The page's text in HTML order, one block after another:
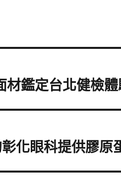
鑑定台北健檢
化眼科提供膠原